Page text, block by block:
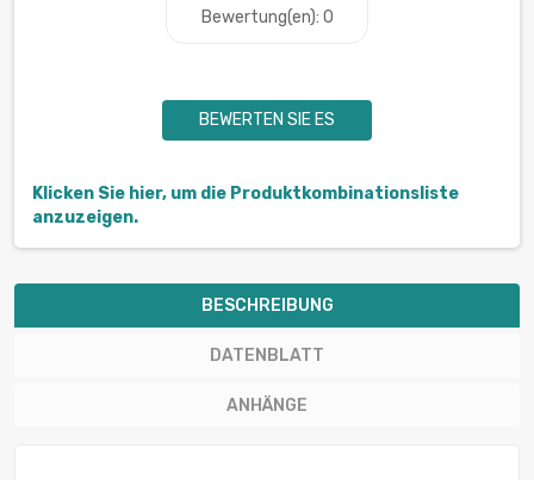
Bewertung(en): 0
BEWERTEN SIE ES
Klicken Sie hier, um die Produktkombinationsliste
anzuzeigen.
BESCHREIBUNG
DATENBLATT
ANHÄNGE